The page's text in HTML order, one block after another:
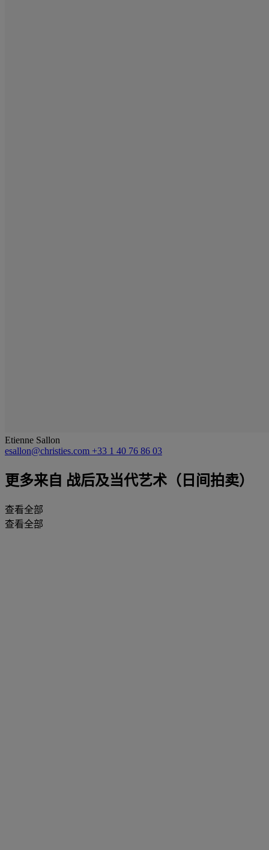
Etienne Sallon
esallon@christies.com +33 1 40 76 86 03
更多来自 战后及当代艺术（日间拍卖）
查看全部
查看全部